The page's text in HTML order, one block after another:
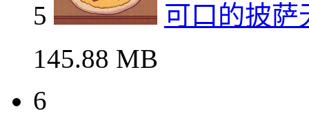
5
可口的披萨
145.88 MB
6